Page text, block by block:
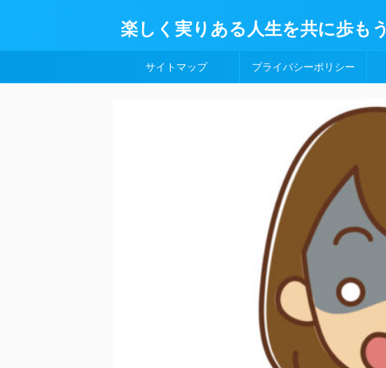
楽しく実りある人生を共に歩もう
サイトマップ プライバシーポリシー